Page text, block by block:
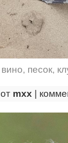
вино, песок,
от mxx